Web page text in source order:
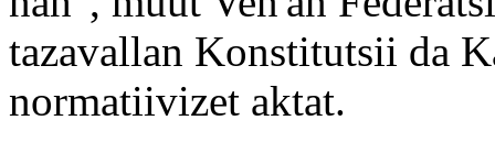
tazavallan Konstitutsii da
normatiivizet aktat.